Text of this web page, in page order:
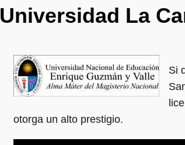
Universidad La
Si
otorga un alto prestigio.